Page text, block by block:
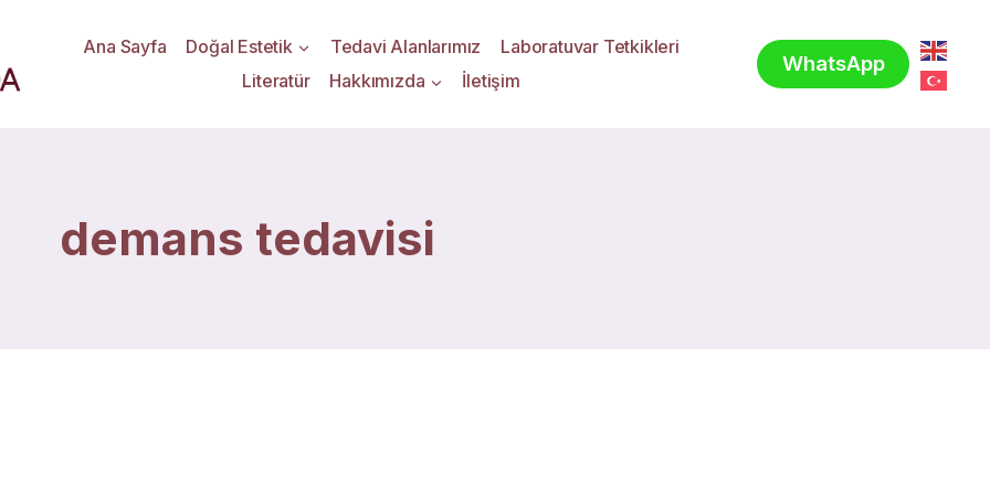
Ana Sayfa Doğal Estetik Tedavi Alanlarımız
Laboratuvar Tetkikleri
Literatür
Hakkımızda İletişim
WhatsApp
demans tedavisi